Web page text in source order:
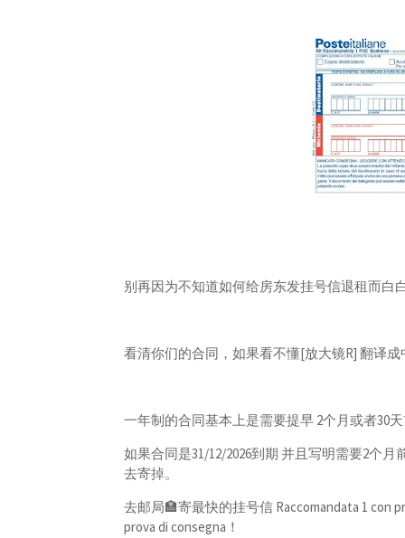
别再因为不知道如何给房东发挂号信退租而白
看清你们的合同，如果看不懂[放大镜R] 翻译
一年制的合同基本上是需要提早 2个月或者30
如果合同是31/12/2026到期 并且写明需要2个
去寄掉。
去邮局🏣寄最快的挂号信 Raccomandata 1 con
prova di consegna！